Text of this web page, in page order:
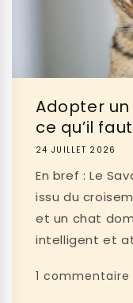
Adopter
ce qu’il faut
24 JUILLET 2026
En bref : Le
issu du
et un chat
intelligent et
1 commentaire